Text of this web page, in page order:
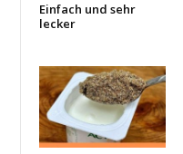
Einfach und sehr
lecker